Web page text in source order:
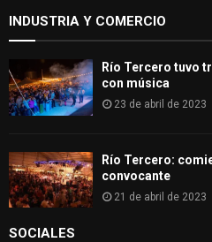
INDUSTRIA Y COMERCIO
Río Tercero tuvo
con música
23 de abril de 2023
Río Tercero:
convocante
21 de abril de 2023
SOCIALES